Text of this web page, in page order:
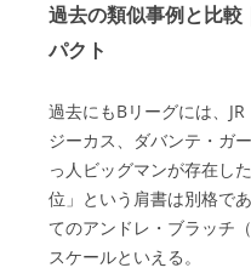
過去の類似事例と比
パクト
過去にもBリーグには、
ジーカス、ダバンテ・ガ
っ人ビッグマンが存在し
位」という肩書は別格で
てのアンドレ・ブラッチ
スケールといえる。